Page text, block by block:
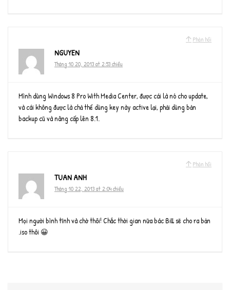
Phản hồi
NGUYEN
Tháng 10 20, 2013 at 2:53 chiều
Mình dùng Windows 8 Pro With Media Center, được cái là nó cho update,
và cái không được là chả thể dùng key này active lại, phải dùng bản
backup cũ và nâng cấp lên 8.1.
Phản hồi
TUAN ANH
Tháng 10 22, 2013 at 2:04 chiều
Mọi người bình tĩnh và chờ thôi! Chắc thời gian nữa bác Bill sẽ cho ra bản
.iso thôi 😀